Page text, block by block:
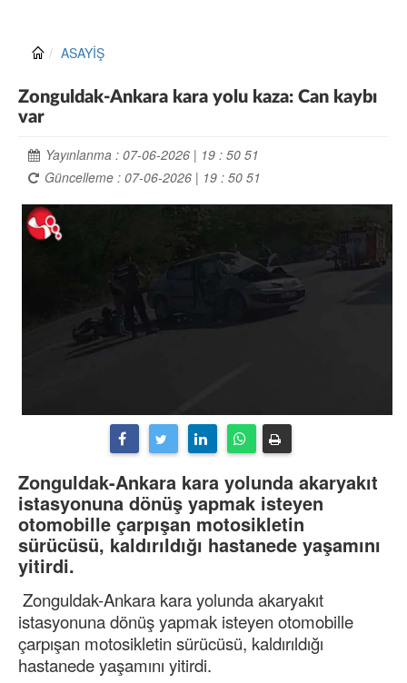
ASAYİŞ
Zonguldak-Ankara kara yolu kaza: Can kaybı
var
Yayınlanma : 07-06-2026 | 19 : 50 51
Güncelleme : 07-06-2026 | 19 : 50 51
Zonguldak-Ankara kara yolunda akaryakıt
istasyonuna dönüş yapmak isteyen
otomobille çarpışan motosikletin
sürücüsü, kaldırıldığı hastanede yaşamını
yitirdi.
Zonguldak-Ankara kara yolunda akaryakıt
istasyonuna dönüş yapmak isteyen otomobille
çarpışan motosikletin sürücüsü, kaldırıldığı
hastanede yaşamını yitirdi.